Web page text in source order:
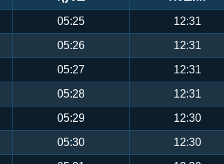
05:25 12:31
05:26 12:31
05:27 12:31
05:28 12:31
05:29 12:30
05:30 12:30